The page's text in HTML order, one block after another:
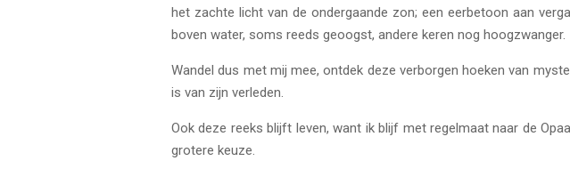
het zachte licht van de ondergaande zon; een eerbetoon aan
boven water, soms reeds geoogst, andere keren nog hoogzwanger.
Wandel dus met mij mee, ontdek deze verborgen hoeken van
is van zijn verleden.
Ook deze reeks blijft leven, want ik blijf met regelmaat naar de
grotere keuze.